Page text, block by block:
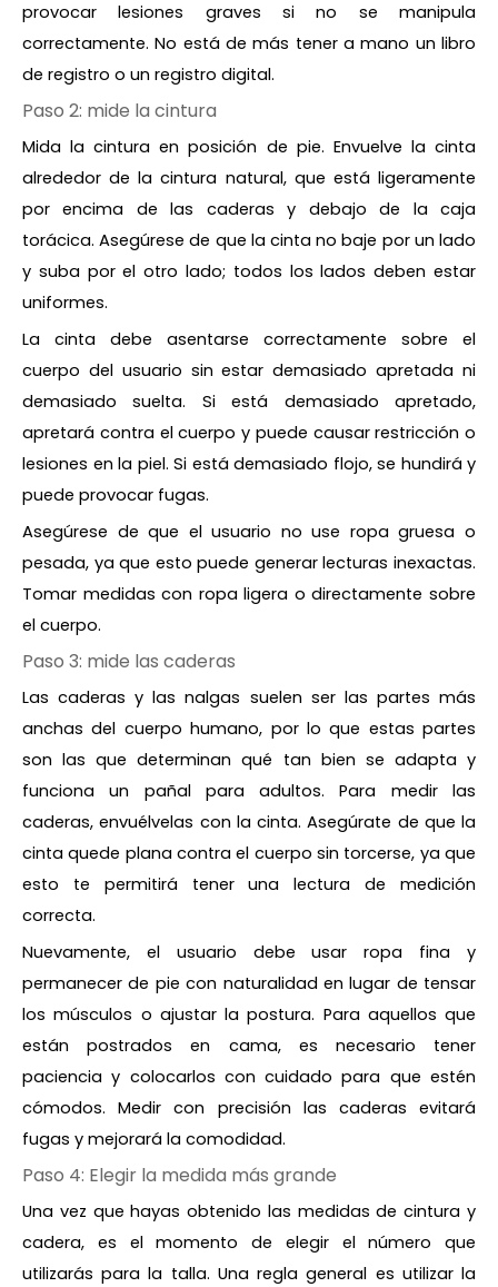
provocar lesiones graves si no se manipula
correctamente. No está de más tener a mano un libro
de registro o un registro digital.
Paso 2: mide la cintura
Mida la cintura en posición de pie. Envuelve la cinta
alrededor de la cintura natural, que está ligeramente
por encima de las caderas y debajo de la caja
torácica. Asegúrese de que la cinta no baje por un lado
y suba por el otro lado; todos los lados deben estar
uniformes.
La cinta debe asentarse correctamente sobre el
cuerpo del usuario sin estar demasiado apretada ni
demasiado suelta. Si está demasiado apretado,
apretará contra el cuerpo y puede causar restricción o
lesiones en la piel. Si está demasiado flojo, se hundirá y
puede provocar fugas.
Asegúrese de que el usuario no use ropa gruesa o
pesada, ya que esto puede generar lecturas inexactas.
Tomar medidas con ropa ligera o directamente sobre
el cuerpo.
Paso 3: mide las caderas
Las caderas y las nalgas suelen ser las partes más
anchas del cuerpo humano, por lo que estas partes
son las que determinan qué tan bien se adapta y
funciona un pañal para adultos. Para medir las
caderas, envuélvelas con la cinta. Asegúrate de que la
cinta quede plana contra el cuerpo sin torcerse, ya que
esto te permitirá tener una lectura de medición
correcta.
Nuevamente, el usuario debe usar ropa fina y
permanecer de pie con naturalidad en lugar de tensar
los músculos o ajustar la postura. Para aquellos que
están postrados en cama, es necesario tener
paciencia y colocarlos con cuidado para que estén
cómodos. Medir con precisión las caderas evitará
fugas y mejorará la comodidad.
Paso 4: Elegir la medida más grande
Una vez que hayas obtenido las medidas de cintura y
cadera, es el momento de elegir el número que
utilizarás para la talla. Una regla general es utilizar la